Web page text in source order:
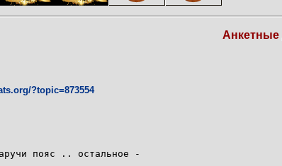
?topic=873554
пояс .. остальное -